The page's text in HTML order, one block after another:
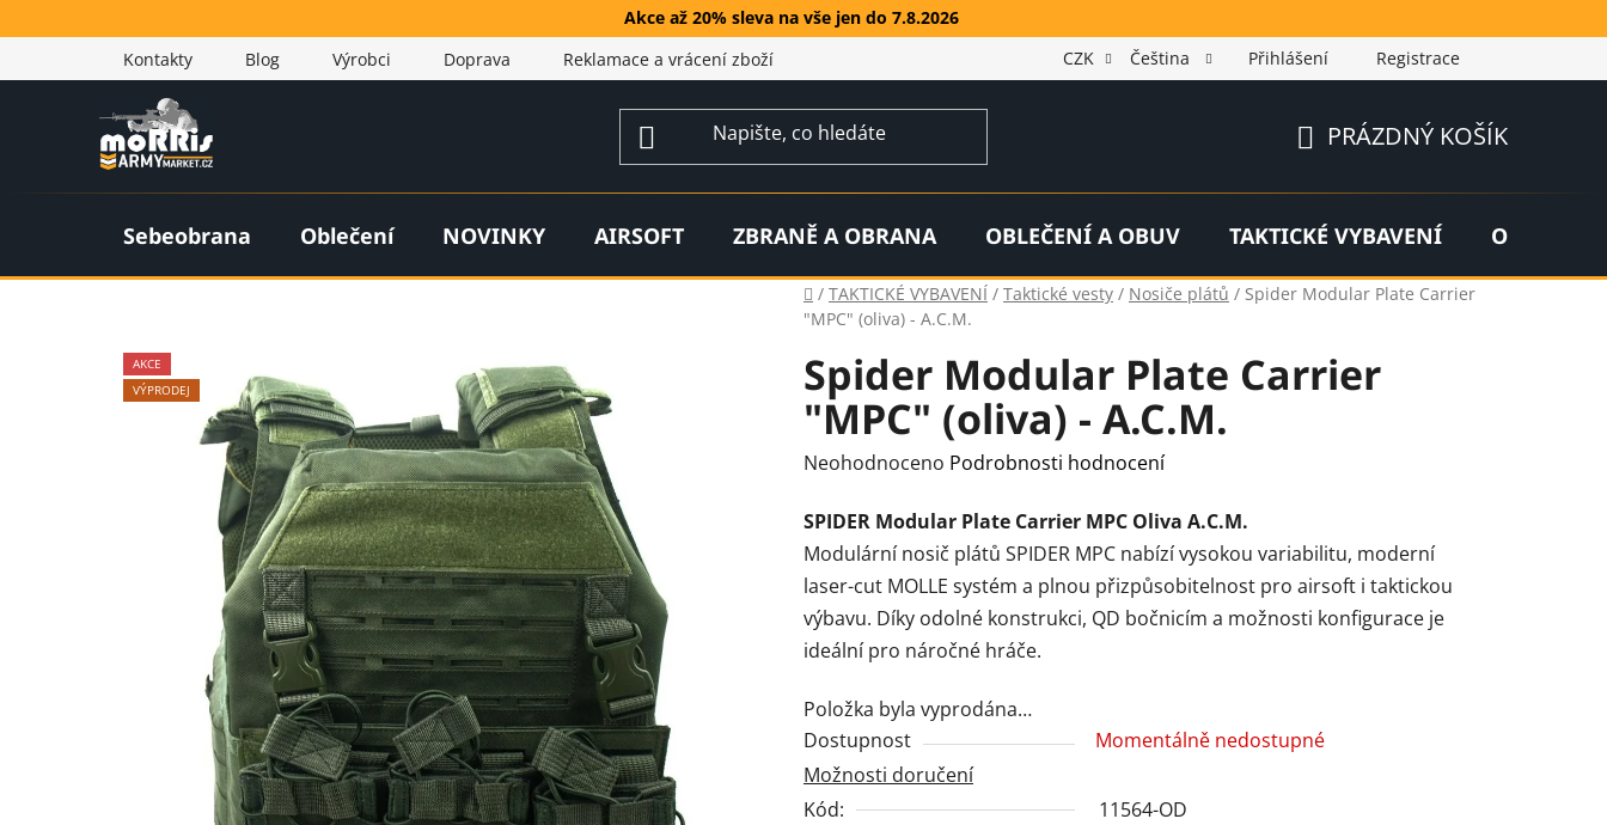
na
Akce až 20% sleva na vše jen do 7.8.2026
Kontakty
Blog Výrobci Doprava Reklamace a vrácení zboží CZK Čeština Přihlášení Registrace
KOŠÍK
PRÁZDNÝ KOŠÍK
Sebeobrana Oblečení NOVINKY AIRSOFT ZBRANĚ A OBRANA OBLEČENÍ A OBUV TAKTICKÉ VYBAVENÍ OUTDOOR
Domů
/ TAKTICKÉ VYBAVENÍ / Taktické vesty / Nosiče plátů / Spider Modular Plate Carrier
"MPC" (oliva) - A.C.M.
Spider Modular Plate Carrier
"MPC" (oliva) - A.C.M.
Průměrné
produktu
je
0,0
z
5
Neohodnoceno Podrobnosti hodnocení
SPIDER Modular Plate Carrier MPC Oliva A.C.M.
Modulární nosič plátů SPIDER MPC nabízí vysokou variabilitu, moderní
laser-cut MOLLE systém a plnou přizpůsobitelnost pro airsoft i taktickou
výbavu. Díky odolné konstrukci, QD bočnicím a možnosti konfigurace je
ideální pro náročné hráče.
Položka byla vyprodána…
Dostupnost
Momentálně nedostupné
Možnosti doručení
Kód:
11564-OD
AKCE
VÝPRODEJ